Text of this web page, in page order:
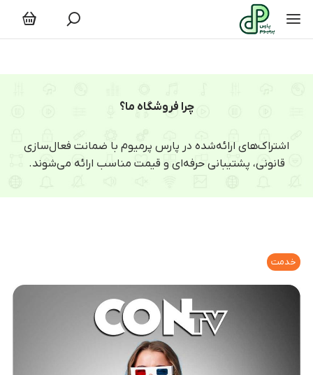
چرا فروشگاه ما؟
اشتراک‌های ارائه‌شده در پارس پرمیوم با ضمانت فعال‌سازی
قانونی، پشتیبانی حرفه‌ای و قیمت مناسب ارائه می‌شوند.
خدمت